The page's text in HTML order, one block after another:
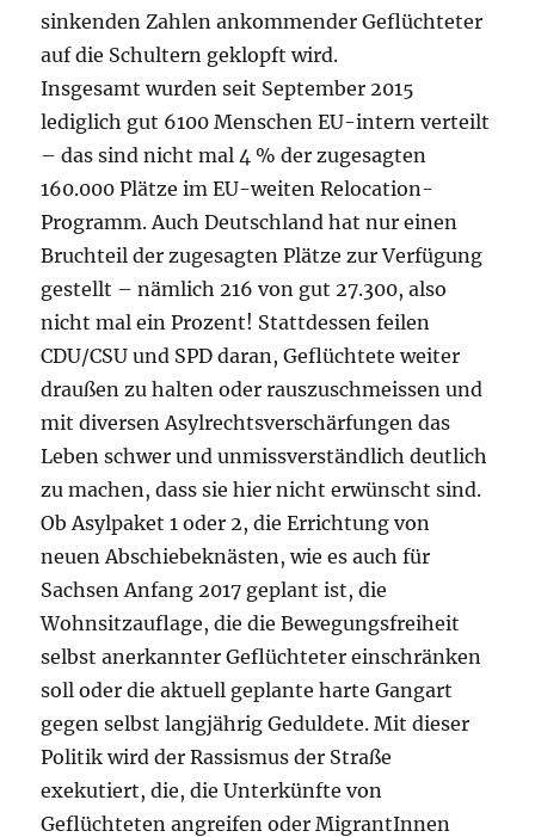
sinkenden Zahlen ankommender Geflüchteter
auf die Schultern geklopft wird.
Insgesamt wurden seit September 2015
lediglich gut 6100 Menschen EU-intern verteilt
– das sind nicht mal 4 % der zugesagten
160.000 Plätze im EU-weiten Relocation-
Programm. Auch Deutschland hat nur einen
Bruchteil der zugesagten Plätze zur Verfügung
gestellt – nämlich 216 von gut 27.300, also
nicht mal ein Prozent! Stattdessen feilen
CDU/CSU und SPD daran, Geflüchtete weiter
draußen zu halten oder rauszuschmeissen und
mit diversen Asylrechtsverschärfungen das
Leben schwer und unmissverständlich deutlich
zu machen, dass sie hier nicht erwünscht sind.
Ob Asylpaket 1 oder 2, die Errichtung von
neuen Abschiebeknästen, wie es auch für
Sachsen Anfang 2017 geplant ist, die
Wohnsitzauflage, die die Bewegungsfreiheit
selbst anerkannter Geflüchteter einschränken
soll oder die aktuell geplante harte Gangart
gegen selbst langjährig Geduldete. Mit dieser
Politik wird der Rassismus der Straße
exekutiert, die, die Unterkünfte von
Geflüchteten angreifen oder MigrantInnen